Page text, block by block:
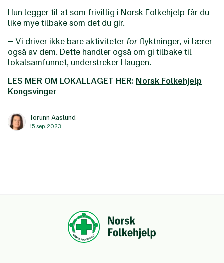
Hun legger til at som frivillig i Norsk Folkehjelp får du
like mye tilbake som det du gir.
– Vi driver ikke bare aktiviteter for flyktninger, vi lærer
også av dem. Dette handler også om gi tilbake til
lokalsamfunnet, understreker Haugen.
LES MER OM LOKALLAGET HER: Norsk Folkehjelp
Kongsvinger
Torunn Aaslund
15 sep. 2023